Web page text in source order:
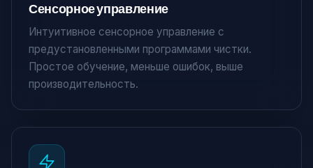
Сенсорное управление
Интуитивное сенсорное управление с
предустановленными программами чистки.
Простое обучение, меньше ошибок, выше
производительность.